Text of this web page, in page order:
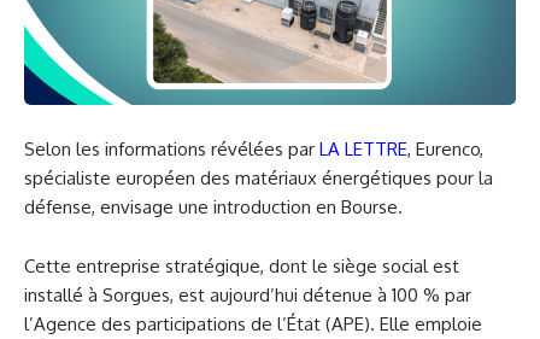
Selon les informations révélées par LA LETTRE, Eurenco,
spécialiste européen des matériaux énergétiques pour la
défense, envisage une introduction en Bourse.
Cette entreprise stratégique, dont le siège social est
installé à Sorgues, est aujourd’hui détenue à 100 % par
l’Agence des participations de l’État (APE). Elle emploie